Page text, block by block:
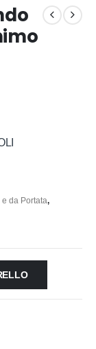
e da Portata,